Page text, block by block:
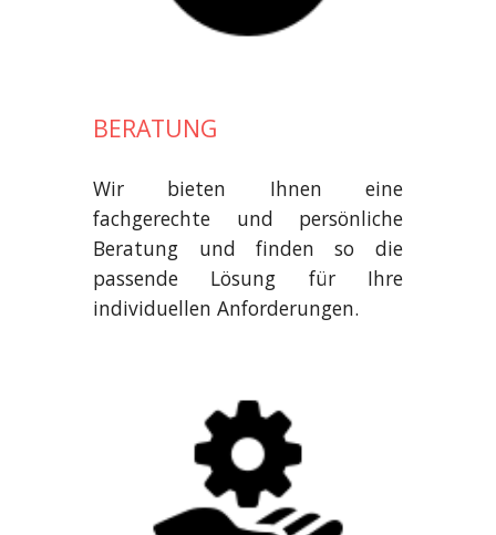
BERATUNG
Wir bieten Ihnen eine
fachgerechte und persönliche
Beratung und finden so die
passende Lösung für Ihre
individuellen Anforderungen.